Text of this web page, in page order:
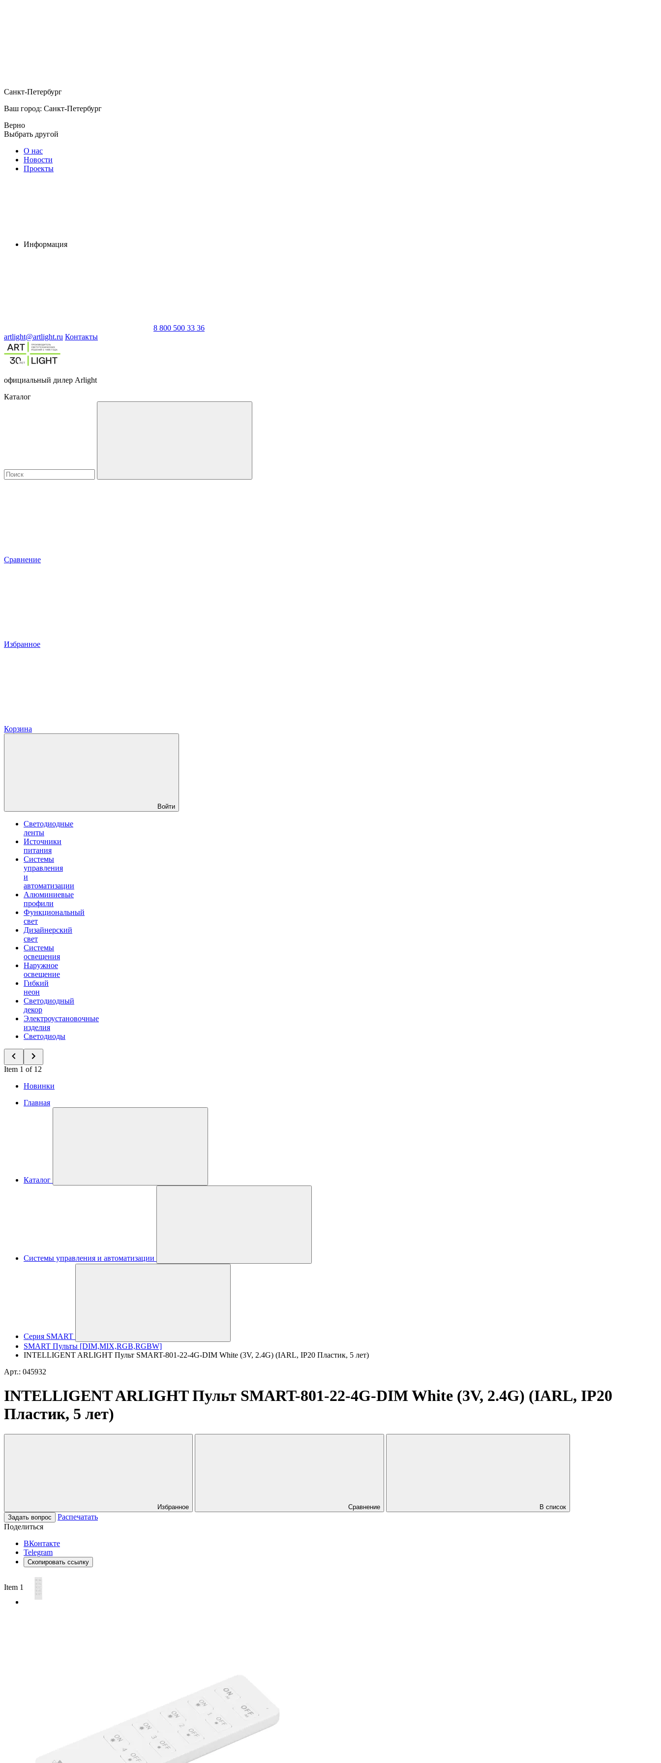
Санкт-Петербург
Ваш город: Санкт-Петербург
Верно
Выбрать другой
О нас
Новости
Проекты
Информация
8 800 500 33 36
artlight@artlight.ru Контакты
официальный дилер Arlight
Каталог
Сравнение
Избранное
Корзина
Войти
Светодиодные
ленты
Источники
питания
Системы
управления
и
автоматизации
Алюминиевые
профили
Функциональный
свет
Дизайнерский
свет
Системы
освещения
Наружное
освещение
Гибкий
неон
Светодиодный
декор
Электроустановочные
изделия
Светодиоды
Item 1 of 12
Новинки
Главная
Каталог
Системы управления и автоматизации
Серия SMART
SMART Пульты [DIM,MIX,RGB,RGBW]
INTELLIGENT ARLIGHT Пульт SMART-801-22-4G-DIM White (3V, 2.4G) (IARL, IP20 Пластик, 5 лет)
Арт.: 045932
INTELLIGENT ARLIGHT Пульт SMART-801-22-4G-DIM White (3V, 2.4G) (IARL, IP20
Пластик, 5 лет)
Избранное Сравнение
В список
Задать вопрос
Распечатать
Поделиться
ВКонтакте
Telegram
Скопировать ссылку
Item 1 of 2